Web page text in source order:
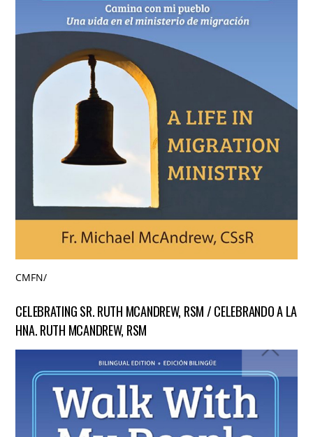
CMFN/
CELEBRATING SR. RUTH MCANDREW, RSM / CELEBRANDO A LA
HNA. RUTH MCANDREW, RSM